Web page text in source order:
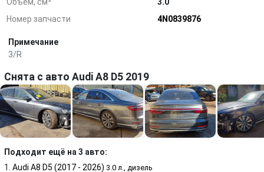
Номер запчасти
4N0839876
Примечание
3/R
Снята с авто Audi A8 D5 2019
Подходит ещё на 3 авто:
Audi A8 D5 (2017 - 2026) 3.0 л., дизель